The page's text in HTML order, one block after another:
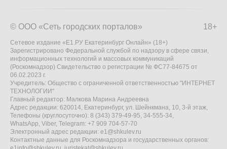
18+
© ООО «Сеть городских порталов»
Сетевое издание «Е1.РУ Екатеринбург Онлайн» (18+)
Зарегистрировано Федеральной службой по надзору в сфере связи,
информационных технологий и массовых коммуникаций
(Роскомнадзор) Свидетельство о регистрации № ФС77-84675 от
06.02.2023 г.
Учредитель: Общество с ограниченной ответственностью "ИНТЕРНЕТ
ТЕХНОЛОГИИ"
Главный редактор: Малкова Марина Андреевна
Адрес редакции: 620014, Екатеринбург, ул. Шейнкмана, 10, 3-й этаж,
Телефоны (круглосуточно): 8 (343) 379-49-95, 34-555-34,
WhatsApp, Viber, Telegram: +7 909 704-57-70
Электронный адрес редакции: e1@shkulev.ru
Контактные данные для Роскомнадзора и государственных органов: